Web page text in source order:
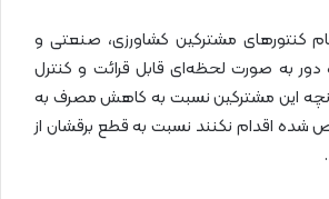
کنتورهای مشترکین کشاورزی، صنعتی و
دور به صورت لحظه‌ای قابل قرائت و کنترل
این مشترکین نسبت به کاهش مصرف به
اقدام نکنند نسبت به قطع برقشان از